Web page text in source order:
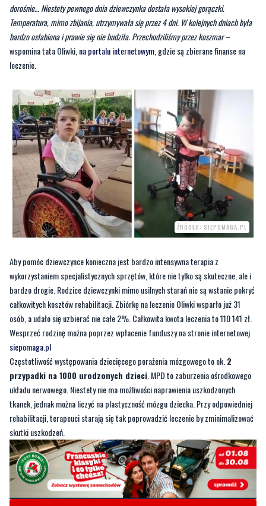
wspomina tata Oliwki,na portalu internetowym, gdzie są zbierane finanse na
leczenie.
ŹRÓDŁO: SIEPOMAGA.PL
Aby pomóc dziewczynce konieczna jest bardzo intensywna terapia z
wykorzystaniem specjalistycznych sprzętów, które nie tylko są skuteczne, ale i
całkowitych kosztów rehabilitacji. Zbiórkę na leczenie Oliwki wsparło już 31
osób, a udało się uzbierać nie całe 2%. Całkowita kwota leczenia to 110 141 zł.
Wesprzeć rodzinę można poprzez wpłacenie funduszy na stronie internetowej
siepomaga.pl
Częstotliwość występowania dziecięcego porażenia mózgowego to ok.2
przypadki na 1000 urodzonych dzieci. MPD to zaburzenia ośrodkowego
układu nerwowego. Niestety nie ma możliwości naprawienia uszkodzonych
tkanek, jednak można liczyć na plastyczność mózgu dziecka. Przy odpowiedniej
rehabilitacji, terapeuci starają się tak poprowadzić leczenie by zminimalizować
skutki uszkodzeń.
Byliście świadkami zdarzenia w naszym regionie? Chcecie
aby nasza redakcja zajęła się jakimś tematem? Czekamy na
Wasze sygnały i informacje. Można kontaktować się z naszą